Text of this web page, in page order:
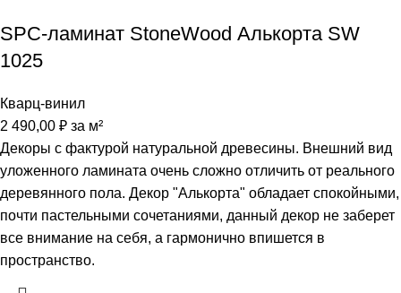
SPC-ламинат StoneWood Алькорта SW
1025
Кварц-винил
2 490,00 ₽ за м²
Декоры с фактурой натуральной древесины. Внешний вид
уложенного ламината очень сложно отличить от реального
деревянного пола. Декор "Алькорта" обладает спокойными,
почти пастельными сочетаниями, данный декор не заберет
все внимание на себя, а гармонично впишется в
пространство.